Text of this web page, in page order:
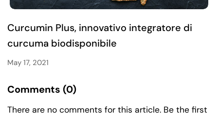
Curcumin Plus, innovativo integratore di
curcuma biodisponibile
May 17, 2021
Comments (0)
There are no comments for this article. Be the first